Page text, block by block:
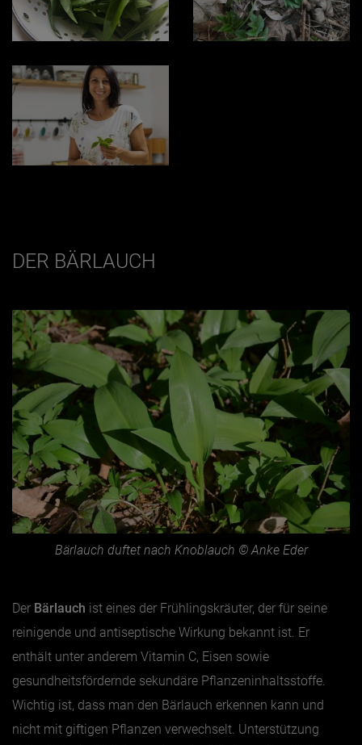
DER BÄRLAUCH
Bärlauch duftet nach Knoblauch © Anke Eder
Der Bärlauch ist eines der Frühlingskräuter, der für seine
reinigende und antiseptische Wirkung bekannt ist. Er
enthält unter anderem Vitamin C, Eisen sowie
gesundheitsfördernde sekundäre Pflanzeninhaltsstoffe.
Wichtig ist, dass man den Bärlauch erkennen kann und
nicht mit giftigen Pflanzen verwechselt. Unterstützung